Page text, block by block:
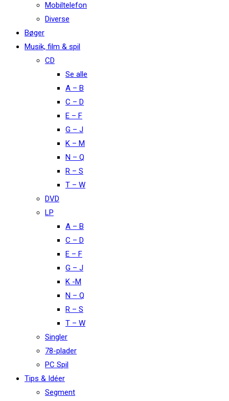
Mobiltelefon
Diverse
Bøger
Musik, film & spil
CD
Se alle
A – B
C – D
E – F
G – J
K – M
N – Q
R – S
T – W
DVD
LP
A – B
C – D
E – F
G – J
K -M
N – Q
R – S
T – W
Singler
78-plader
PC Spil
Tips & Idéer
Segment